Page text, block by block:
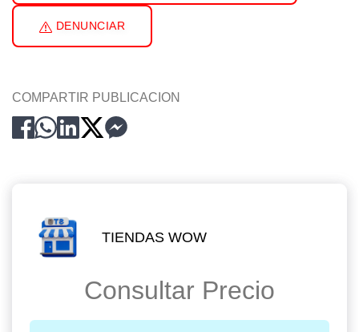
DENUNCIAR
COMPARTIR PUBLICACION
TIENDAS WOW
Consultar Precio